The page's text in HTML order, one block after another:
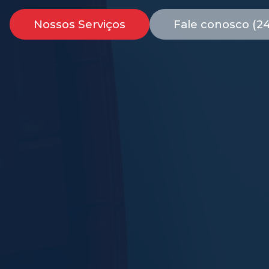
Nossos Serviços Fale conosco